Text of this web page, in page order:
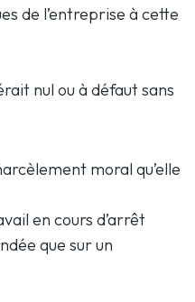
de l’entreprise à cette
nul ou à défaut sans
moral qu’elle
en cours d’arrêt
que sur un